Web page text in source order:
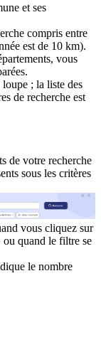
et ses
compris entre
est de 10 km).
vous
; la liste des
de recherche est
de votre recherche
sous les critères
vous cliquez sur
quand le filtre se
le nombre